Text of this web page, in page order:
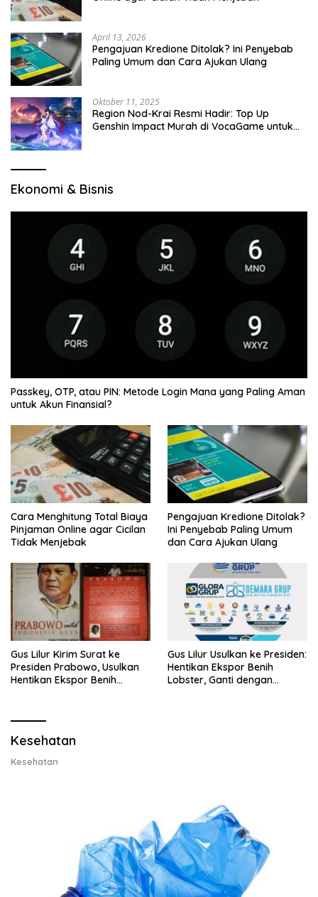
April 13, 2026
Pengajuan Kredione Ditolak? Ini Penyebab
Paling Umum dan Cara Ajukan Ulang
Oktober 11, 2025
Region Nod-Krai Resmi Hadir: Top Up
Genshin Impact Murah di VocaGame untuk
Ekonomi & Bisnis
Passkey, OTP, atau PIN: Metode Login Mana yang Paling Aman
untuk Akun Finansial?
Cara Menghitung Total Biaya
Pinjaman Online agar Cicilan
Tidak Menjebak
Pengajuan Kredione Ditolak?
Ini Penyebab Paling Umum
dan Cara Ajukan Ulang
Gus Lilur Kirim Surat ke
Presiden Prabowo, Usulkan
Hentikan Ekspor Benih
Gus Lilur Usulkan ke Presiden:
Hentikan Ekspor Benih
Lobster, Ganti dengan
Kesehatan
Kesehatan